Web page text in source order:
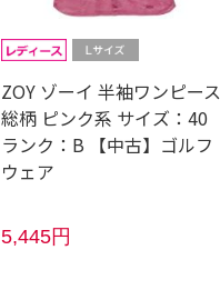
ZOY ゾーイ 半袖ワンピース
総柄 ピンク系 サイズ：40
ランク：B 【中古】ゴルフ
ウェア
5,445円